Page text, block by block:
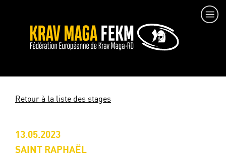
Retour à la liste des stages
13.05.2023
SAINT RAPHAËL